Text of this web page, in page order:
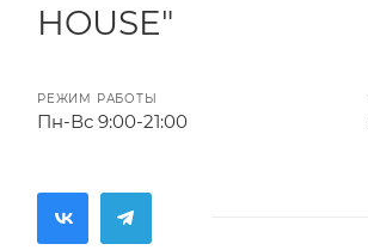
HOUSE"
РЕЖИМ РАБОТЫ
Пн-Вс 9:00-21:00